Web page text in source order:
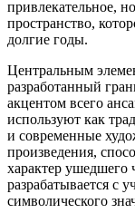
привлекательное,
пространство,
долгие годы.
Центральным
разработанный
акцентом всего
используют как
и современные
произведения,
характер ушедшего
разрабатывается с
символического